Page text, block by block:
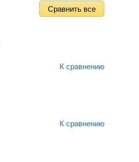
К сравнению
К сравнению